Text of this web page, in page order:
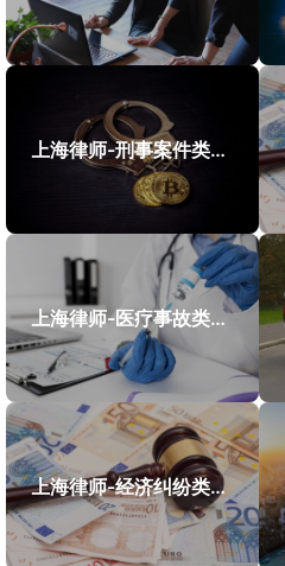
上海律师-刑事案件类案例
上海律师-医疗事故类案件案例
上海律师-经济纠纷类案件案例